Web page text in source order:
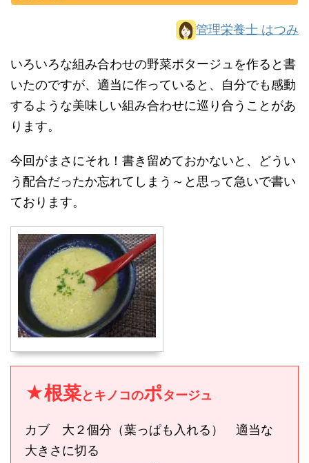
管理栄養士 はつみ
いろいろな組み合わせの野菜ポタージュを作ると書
いたのですが、適当に作っていると、自分でも感動
するような美味しい組み合わせに巡り合うことがあ
ります。
今回がまさにそれ！書き留めておかないと、どうい
う配合だったか忘れてしまう～と思って急いで書い
ております。
★根菜とキノコのポタージュ
カブ 大２個分（葉っぱも入れる） 適当な
大きさに切る